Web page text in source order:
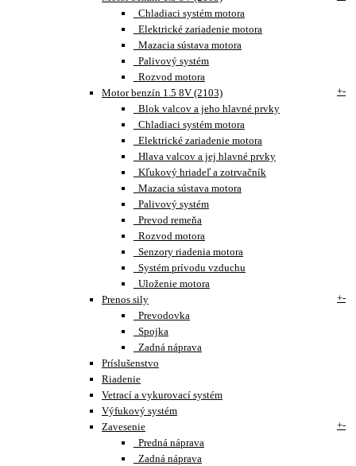
Chladiaci systém motora
Elektrické zariadenie motora
Mazacia sústava motora
Palivový systém
Rozvod motora
Motor benzín 1.5 8V (2103)
+-
Blok valcov a jeho hlavné prvky
Chladiaci systém motora
Elektrické zariadenie motora
Hlava valcov a jej hlavné prvky
Kľukový hriadeľ a zotrvačník
Mazacia sústava motora
Palivový systém
Prevod remeňa
Rozvod motora
Senzory riadenia motora
Systém prívodu vzduchu
Uloženie motora
Prenos sily
+-
Prevodovka
Spojka
Zadná náprava
Príslušenstvo
Riadenie
Vetrací a vykurovací systém
Výfukový systém
Zavesenie
+-
Predná náprava
Zadná náprava